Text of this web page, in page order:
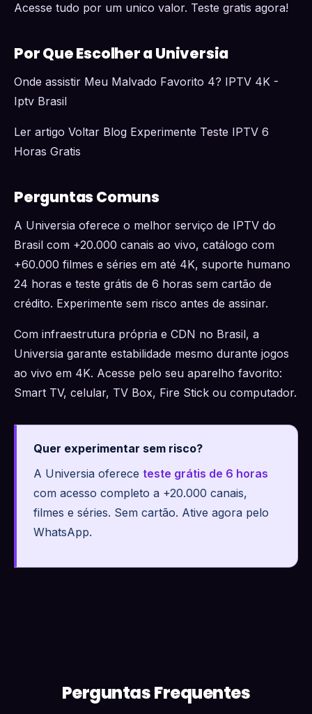
Acesse tudo por um unico valor. Teste gratis agora!
Por Que Escolher a Universia
Onde assistir Meu Malvado Favorito 4? IPTV 4K -
Iptv Brasil
Ler artigo Voltar Blog Experimente Teste IPTV 6
Horas Gratis
Perguntas Comuns
A Universia oferece o melhor serviço de IPTV do
Brasil com +20.000 canais ao vivo, catálogo com
+60.000 filmes e séries em até 4K, suporte humano
24 horas e teste grátis de 6 horas sem cartão de
crédito. Experimente sem risco antes de assinar.
Com infraestrutura própria e CDN no Brasil, a
Universia garante estabilidade mesmo durante jogos
ao vivo em 4K. Acesse pelo seu aparelho favorito:
Smart TV, celular, TV Box, Fire Stick ou computador.
Quer experimentar sem risco?
A Universia oferece teste grátis de 6 horas
com acesso completo a +20.000 canais,
filmes e séries. Sem cartão. Ative agora pelo
WhatsApp.
Perguntas Frequentes